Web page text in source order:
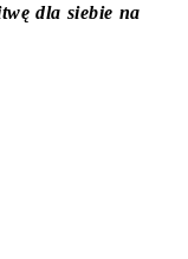
dla siebie na